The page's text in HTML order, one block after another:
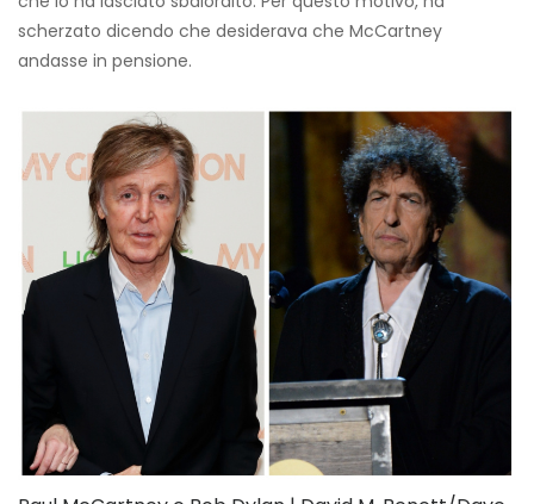
scherzato dicendo che desiderava che McCartney
andasse in pensione.